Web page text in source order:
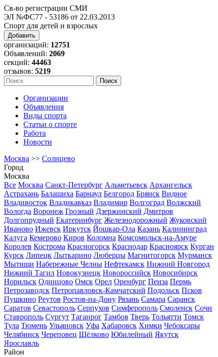
Св-во регистрации СМИ
ЭЛ №ФС77 - 53186 от 22.03.2013
Спорт для детей и взрослых
Добавить
организаций: 12751
Объявлений: 2069
секций: 44463
отзывов: 5219
Организации
Объявления
Виды спорта
Статьи о спорте
Работа
Новости
Москва >> Солнцево
Город
Москва
Все Москва Санкт-Петербург Альметьевск Архангельск
Астрахань Балашиха Барнаул Белгород Брянск Видное
Владивосток Владикавказ Владимир Волгоград Волжский
Вологда Воронеж Грозный Дзержинский Дмитров
Долгопрудный Екатеринбург Железнодорожный Жуковский
Иваново Ижевск Иркутск Йошкар-Ола Казань Калининград
Калуга Кемерово Киров Коломна Комсомольск-на-Амуре
Королев Кострома Красногорск Краснодар Красноярск Курган
Курск Липецк Лыткарино Люберцы Магнитогорск Мурманск
Мытищи Набережные Челны Нефтекамск Нижний Новгород
Нижний Тагил Новокузнецк Новороссийск Новосибирск
Норильск Одинцово Омск Орел Оренбург Пенза Пермь
Петрозаводск Петропавловск-Камчатский Подольск Псков
Пушкино Реутов Ростов-на-Дону Рязань Самара Саранск
Саратов Севастополь Серпухов Симферополь Смоленск Сочи
Ставрополь Сургут Таганрог Тамбов Тверь Тольятти Томск
Тула Тюмень Ульяновск Уфа Хабаровск Химки Чебоксары
Челябинск Череповец Щёлково Юбилейный Якутск
Ярославль
Район